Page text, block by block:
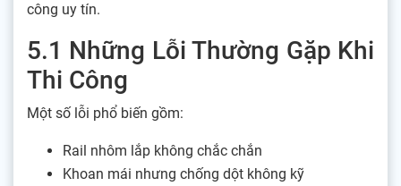
công uy tín.
5.1 Những Lỗi Thường Gặp Khi
Thi Công
Một số lỗi phổ biến gồm:
Rail nhôm lắp không chắc chắn
Khoan mái nhưng chống dột không kỹ